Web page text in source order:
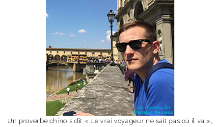
Un proverbe chinois dit « Le vrai voyageur ne sait pas où il va »,